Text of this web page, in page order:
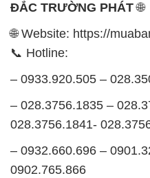
ĐẮC TRƯỜNG PHÁT🌐
🌐 Website: https://
📞 Hotline:
– 0933.920.505 –
– 028.3756.1835 –
028.3756.1841-
– 0932.660.696 –
0902.765.866